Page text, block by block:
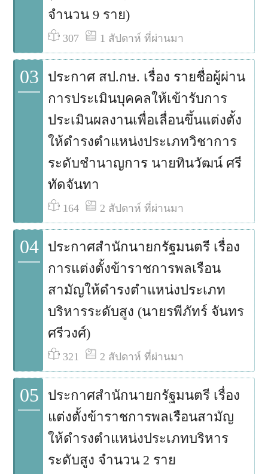
จำนวน 9 ราย)
307 1 สัปดาห์ ที่ผ่านมา
03
ประกาศ สป.กษ. เรื่อง รายชื่อผู้ผ่าน
การประเมินบุคคลให้เข้ารับการ
ประเมินผลงานเพื่อเลื่อนขึ้นแต่งตั้ง
ให้ดำรงตำแหน่งประเภทวิชาการ
ระดับชำนาญการ นายทินวัฒน์ ศรี
ทัดจันทา
164 2 สัปดาห์ ที่ผ่านมา
04
ประกาศสำนักนายกรัฐมนตรี เรื่อง
การแต่งตั้งข้าราชการพลเรือน
สามัญให้ดำรงตำแหน่งประเภท
บริหารระดับสูง (นายรพีภัทร์ จันทร
ศรีวงศ์)
321 2 สัปดาห์ ที่ผ่านมา
05
ประกาศสำนักนายกรัฐมนตรี เรื่อง
แต่งตั้งข้าราชการพลเรือนสามัญ
ให้ดำรงตำแหน่งประเภทบริหาร
ระดับสูง จำนวน 2 ราย